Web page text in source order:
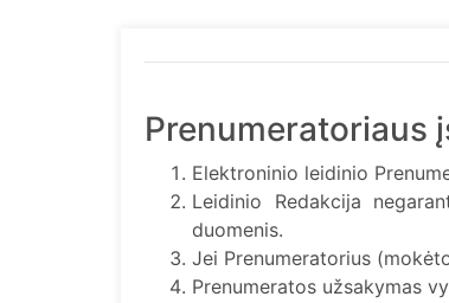
Prenumeratoriaus
Elektroninio leidinio
Leidinio Redakcija
duomenis.
Jei Prenumeratorius
Prenumeratos užsakymas